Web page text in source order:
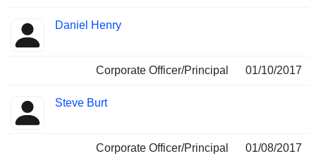
Daniel Henry
Corporate Officer/Principal 01/10/2017
Steve Burt
Corporate Officer/Principal 01/08/2017